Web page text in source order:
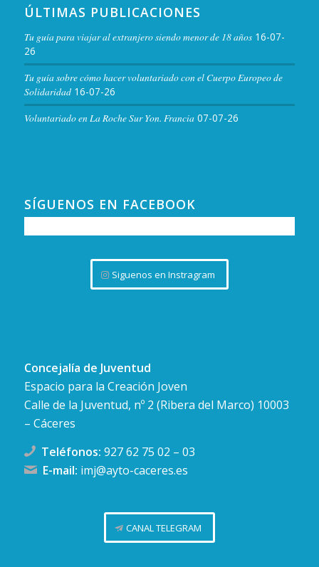
ÚLTIMAS PUBLICACIONES
Tu guía para viajar al extranjero siendo menor de 18 años 16-07-
26
Tu guía sobre cómo hacer voluntariado con el Cuerpo Europeo de
Solidaridad 16-07-26
Voluntariado en La Roche Sur Yon. Francia 07-07-26
SÍGUENOS EN FACEBOOK
Siguenos en Instragram
Concejalía de Juventud
Espacio para la Creación Joven
Calle de la Juventud, nº 2 (Ribera del Marco) 10003
– Cáceres
Teléfonos: 927 62 75 02 – 03
E-mail: imj@ayto-caceres.es
CANAL TELEGRAM